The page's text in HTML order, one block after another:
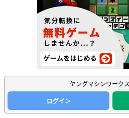
ヤングマシンワーク
ログイン